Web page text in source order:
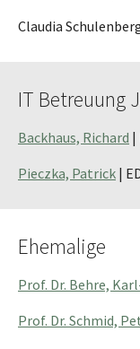
Claudia
IT Betreuung
Backhaus, Richard |
Pieczka, Patrick |
Ehemalige
Prof. Dr. Behre,
Prof. Dr. Schmid,